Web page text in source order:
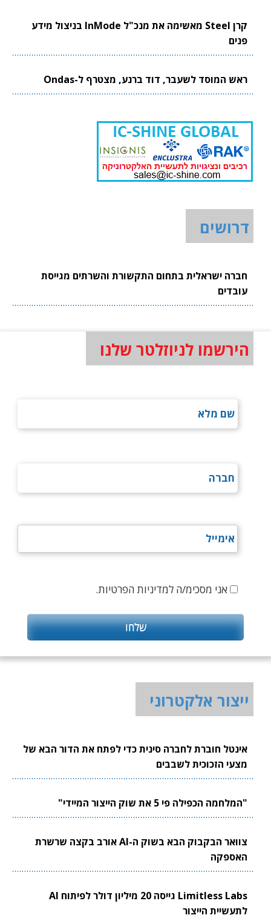
קרן Steel מאשימה את מנכ"ל InMode בניצול מידע
פנים
ראש המוסד לשעבר, דוד ברנע, מצטרף ל-Ondas
דרושים
חברה ישראלית בתחום התקשורת והשרתים מגייסת
עובדים
הירשמו לניוזלטר שלנו
אני מסכימ/ה למדיניות הפרטיות.
ייצור אלקטרוני
אינטל חוברת לחברה סינית כדי לפתח את הדור הבא של
מצעי הזכוכית לשבבים
"המלחמה הכפילה פי 5 את שוק הייצור המיידי"
צוואר הבקבוק הבא בשוק ה-AI אורב בקצה שרשרת
האספקה
Limitless Labs גייסה 20 מיליון דולר לפיתוח AI
לתעשיית הייצור